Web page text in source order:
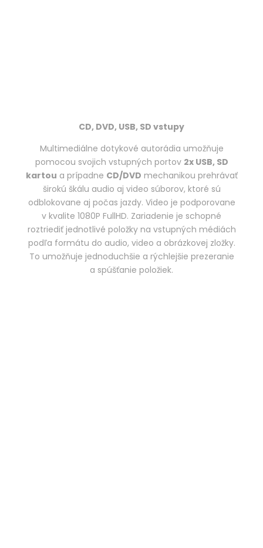
CD, DVD, USB, SD vstupy
Multimediálne dotykové autorádia umožňuje
pomocou svojich vstupných portov 2x USB, SD
kartou a prípadne CD/DVD mechanikou prehrávať
širokú škálu audio aj video súborov, ktoré sú
odblokovane aj počas jazdy. Video je podporovane
v kvalite 1080P FullHD. Zariadenie je schopné
roztriediť jednotlivé položky na vstupných médiách
podľa formátu do audio, video a obrázkovej zložky.
To umožňuje jednoduchšie a rýchlejšie prezeranie
a spúšťanie položiek.